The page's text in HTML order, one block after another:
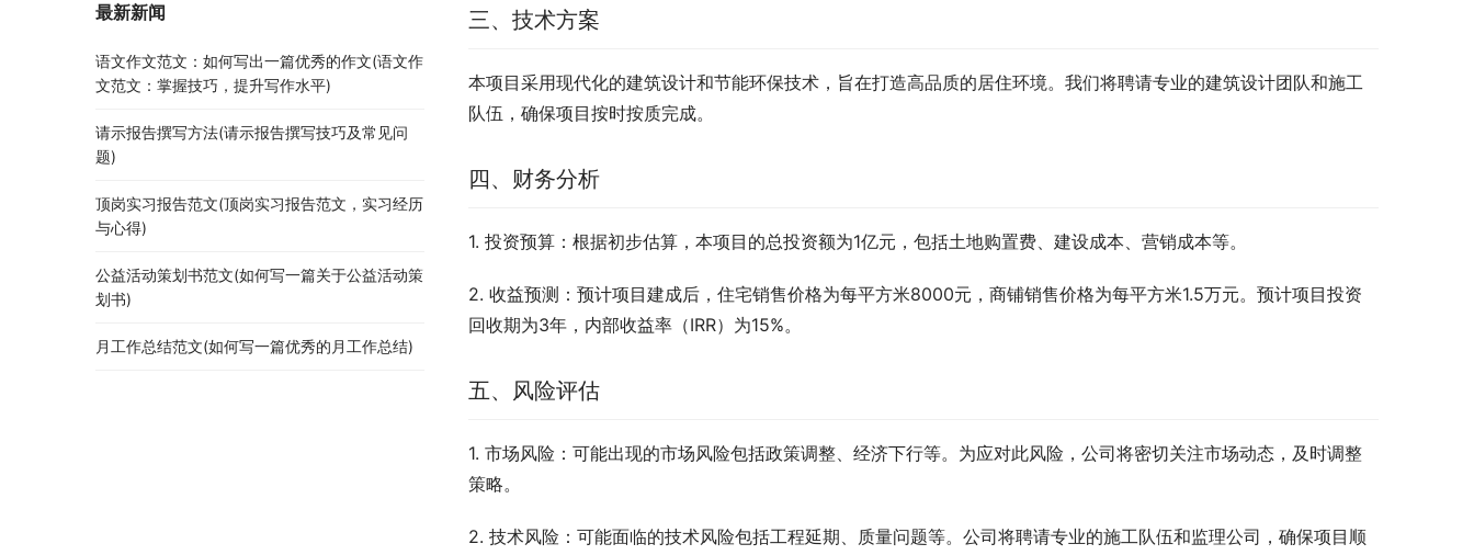
三、技术方案
本项目采用现代化的建筑设计和节能环保技术，旨在打造高品质的居住环境。我们将聘请专业的建筑设计团队和施工
队伍，确保项目按时按质完成。
四、财务分析
1. 投资预算：根据初步估算，本项目的总投资额为1亿元，包括土地购置费、建设成本、营销成本等。
2. 收益预测：预计项目建成后，住宅销售价格为每平方米8000元，商铺销售价格为每平方米1.5万元。预计项目投资
回收期为3年，内部收益率（IRR）为15%。
五、风险评估
1. 市场风险：可能出现的市场风险包括政策调整、经济下行等。为应对此风险，公司将密切关注市场动态，及时调整
策略。
2. 技术风险：可能面临的技术风险包括工程延期、质量问题等。公司将聘请专业的施工队伍和监理公司，确保项目顺
最新新闻
语文作文范文：如何写出一篇优秀的作文(语文作
文范文：掌握技巧，提升写作水平)
请示报告撰写方法(请示报告撰写技巧及常见问
题)
顶岗实习报告范文(顶岗实习报告范文，实习经历
与心得)
公益活动策划书范文(如何写一篇关于公益活动策
划书)
月工作总结范文(如何写一篇优秀的月工作总结)